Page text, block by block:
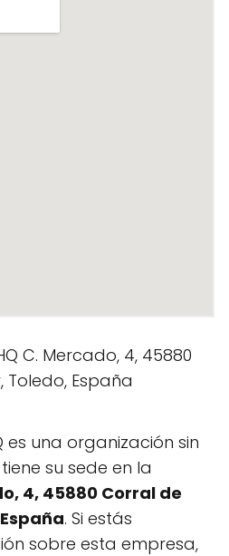
es una organización sin
su sede en la
4, 45880 Corral de
. Si estás
sobre esta empresa,